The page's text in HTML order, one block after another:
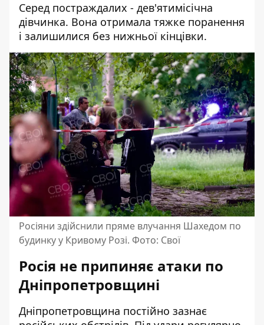
Серед постраждалих - дев'ятимісічна
дівчинка. Вона отримала тяжке поранення
і залишилися без нижньої кінцівки.
Росіяни здійснили пряме влучання Шахедом по
будинку у Кривому Розі. Фото: Свої
Росія не припиняє атаки по
Дніпропетровщині
Дніпропетровщина постійно зазнає